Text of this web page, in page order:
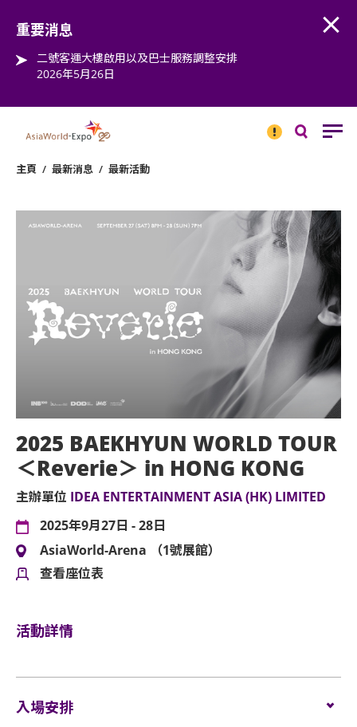
重要消息
二號客運大樓啟用以及巴士服務調整安排
2026年5月26日
消息
主頁 / 最新消息 / 最新活動
2025 BAEKHYUN WORLD TOUR
＜Reverie＞ in HONG KONG
主辦單位 IDEA ENTERTAINMENT ASIA (HK) LIMITED
2025年9月27日 - 28日
AsiaWorld-Arena （1號展館）
查看座位表
活動詳情
入場安排